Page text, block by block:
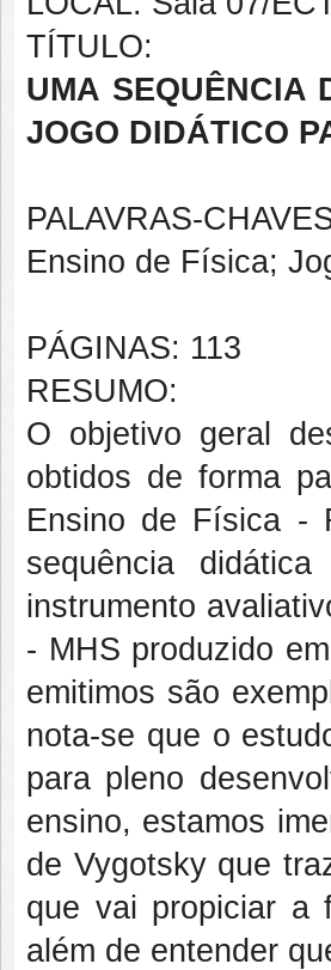
TÍTULO:
UMA SEQUÊNCIA
JOGO DIDÁTICO
PALAVRAS-
Ensino de Física;
PÁGINAS: 113
RESUMO:
O objetivo geral
obtidos de forma
Ensino de Física -
sequência
instrumento
- MHS produzido
emitimos são
nota-se que o
para pleno
ensino, estamos
de Vygotsky que
que vai propiciar a
além de entender